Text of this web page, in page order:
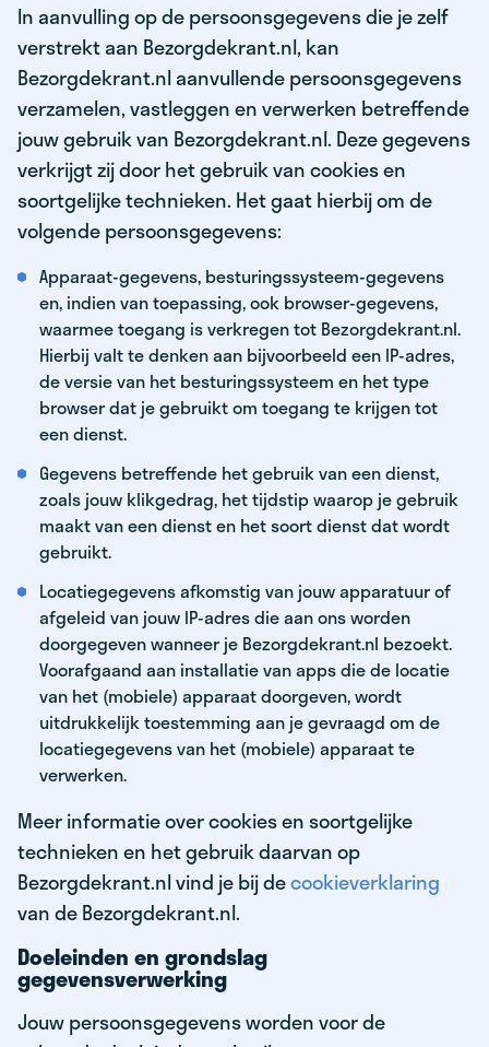
In aanvulling op de persoonsgegevens die je zelf
verstrekt aan Bezorgdekrant.nl, kan
Bezorgdekrant.nl aanvullende persoonsgegevens
verzamelen, vastleggen en verwerken betreffende
jouw gebruik van Bezorgdekrant.nl. Deze gegevens
verkrijgt zij door het gebruik van cookies en
soortgelijke technieken. Het gaat hierbij om de
volgende persoonsgegevens:
Apparaat-gegevens, besturingssysteem-gegevens
en, indien van toepassing, ook browser-gegevens,
waarmee toegang is verkregen tot Bezorgdekrant.nl.
Hierbij valt te denken aan bijvoorbeeld een IP-adres,
de versie van het besturingssysteem en het type
browser dat je gebruikt om toegang te krijgen tot
een dienst.
Gegevens betreffende het gebruik van een dienst,
zoals jouw klikgedrag, het tijdstip waarop je gebruik
maakt van een dienst en het soort dienst dat wordt
gebruikt.
Locatiegegevens afkomstig van jouw apparatuur of
afgeleid van jouw IP-adres die aan ons worden
doorgegeven wanneer je Bezorgdekrant.nl bezoekt.
Voorafgaand aan installatie van apps die de locatie
van het (mobiele) apparaat doorgeven, wordt
uitdrukkelijk toestemming aan je gevraagd om de
locatiegegevens van het (mobiele) apparaat te
verwerken.
Meer informatie over cookies en soortgelijke
technieken en het gebruik daarvan op
Bezorgdekrant.nl vind je bij decookieverklaring
van de Bezorgdekrant.nl.
Doeleinden en grondslag
gegevensverwerking
Jouw persoonsgegevens worden voor de